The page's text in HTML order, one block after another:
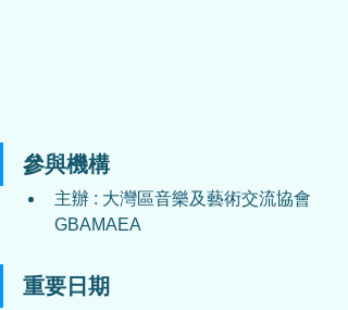
參與機構
主辦 : 大灣區音樂及藝術交流協會
GBAMAEA
重要日期